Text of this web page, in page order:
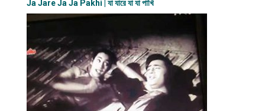
Ja Jare Ja Ja Pakhi | যা যারে যা যা পাখি